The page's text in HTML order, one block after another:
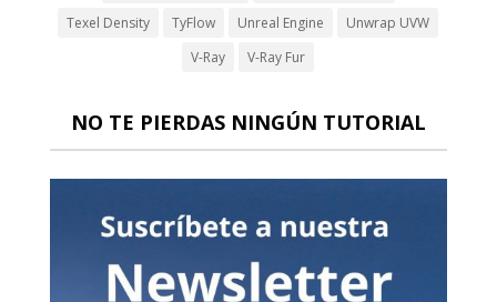
Texel Density TyFlow Unreal Engine
Unwrap UVW
V-Ray
V-Ray Fur
NO TE PIERDAS NINGÚN TUTORIAL